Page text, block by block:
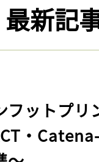
最新記
フットプリ
・